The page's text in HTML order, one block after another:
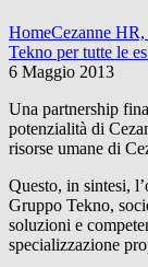
HomeCezanne
Tekno per tutte le
6 Maggio 2013
Una partnership
potenzialità di
risorse umane di
Questo, in sintesi,
Gruppo Tekno,
soluzioni e
specializzazione